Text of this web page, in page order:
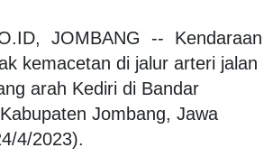
JOMBANG -- Kendaraan
kemacetan di jalur arteri jalan
arah Kediri di Bandar
Jombang, Jawa
4/2023).